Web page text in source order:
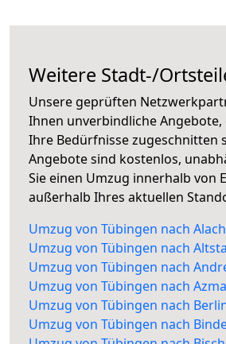
Weitere Stadt-/
Unsere geprüften
Ihnen unverbindliche Angebote,
Ihre Bedürfnisse zugeschnitten
Angebote sind kostenlos,
Sie einen Umzug innerhalb von
außerhalb Ihres aktuellen
Umzug von Tübingen nach Alach
Umzug von Tübingen nach
Umzug von Tübingen nach
Umzug von Tübingen nach
Umzug von Tübingen nach
Umzug von Tübingen nach